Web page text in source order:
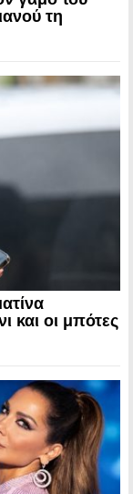
τη
και οι μπότες